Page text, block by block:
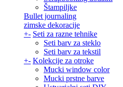
Štampiljke
Bullet journaling
zimske dekoracije
+- Seti za razne tehnike
Seti barv za steklo
Seti barv za tekstil
+- Kolekcije za otroke
Mucki window color
Mucki prstne barve